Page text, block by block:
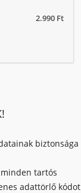
2.990 Ft
biztonsága
tartós
adattörlő kódot